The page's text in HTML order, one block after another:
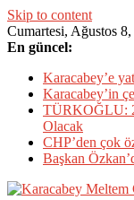
Skip to content
Cumartesi, Ağustos
En güncel:
Karacabey’e
Karacabey’in
TÜRKOĞLU:
Olacak
CHP’den çok
Başkan